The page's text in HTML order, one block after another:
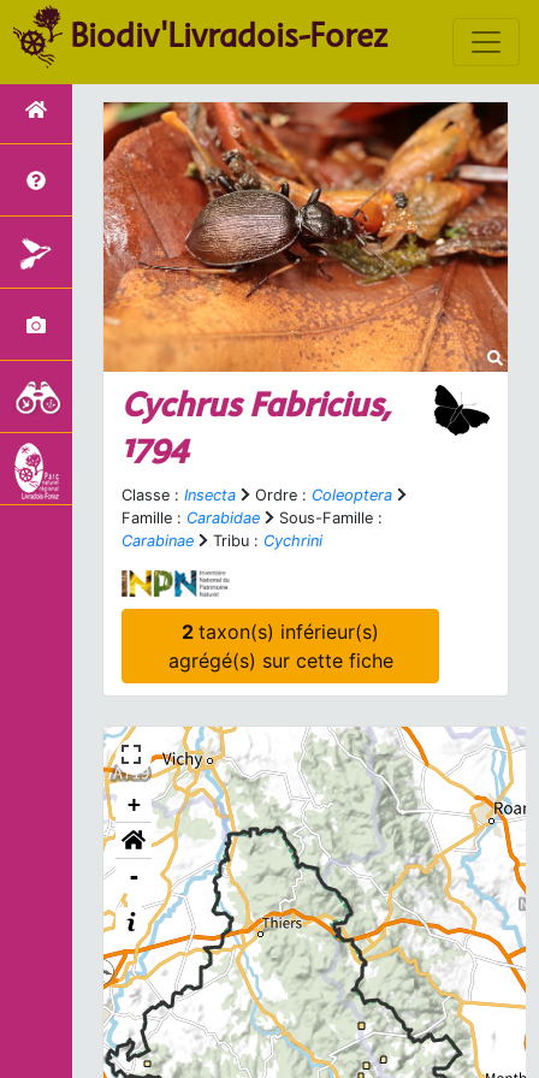
Biodiv'Livradois-Forez
CychrusFabricius,
1794
Classe : Insecta Ordre : Coleoptera
Famille : Carabidae
Sous-Famille :
Carabinae
Tribu : Cychrini
2taxon(s) inférieur(s)
agrégé(s) sur cette fiche
+
-